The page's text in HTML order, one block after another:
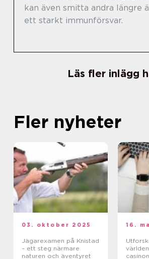
kan även smitta andra längre
ett starkt immunförsvar.
Läs fler inlägg
Fler nyheter
03. oktober 2025
Jägarexamen på Knistad
– ett steg närmare
naturen och äventyret
16.
casinon